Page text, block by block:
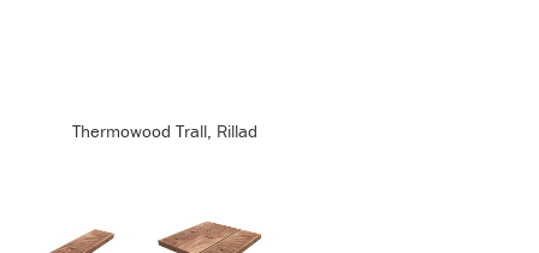
Thermowood Trall, Rillad